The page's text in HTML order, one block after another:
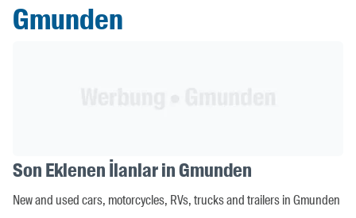
Gmunden
Son Eklenen İlanlar in Gmunden
New and used cars, motorcycles, RVs, trucks and trailers in Gmunden